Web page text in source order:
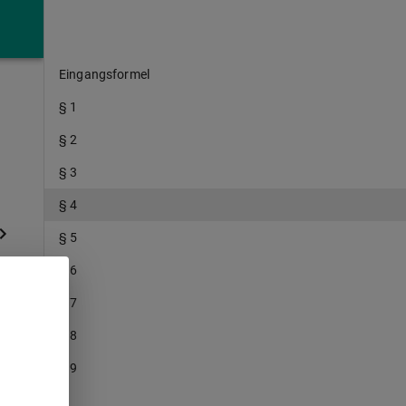
Eingangsformel
§ 1
§ 2
§ 3
§ 4
§ 5
§ 6
§ 7
§ 8
§ 9